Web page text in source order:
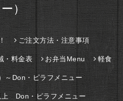
ー）
ご注文方法・注意事項
・料金表 お弁当Menu 軽食
～Don・ピラフメニュー
上 Don・ピラフメニュー